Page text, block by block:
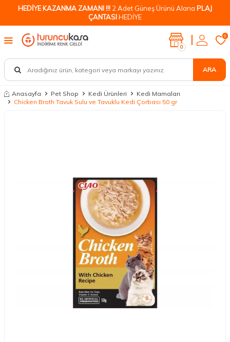
HEDİYE KAZANMA ZAMANI !!! 2 Adet Güneş Ürünü Alana PLAJ
ÇANTASIHEDİYE
ARA
0
0
Anasayfa Pet Shop Kedi Ürünleri
Kedi Mamaları
Chicken Broth Tavuk Sulu ve Tavuklu Kedi Çorbası 50 gr